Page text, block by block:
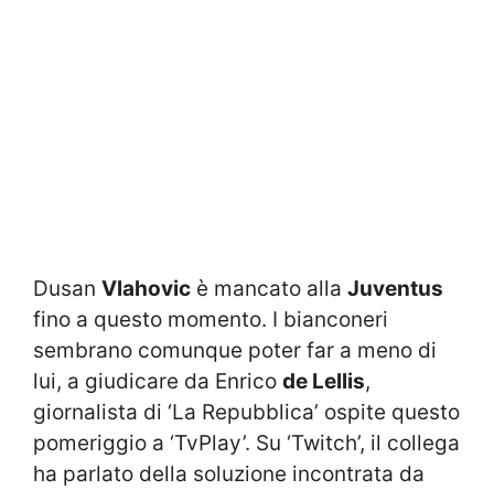
Dusan Vlahovic è mancato alla Juventus
fino a questo momento. I bianconeri
sembrano comunque poter far a meno di
lui, a giudicare da Enrico de Lellis,
giornalista di ‘La Repubblica’ ospite questo
pomeriggio a ‘TvPlay’. Su ‘Twitch’, il collega
ha parlato della soluzione incontrata da